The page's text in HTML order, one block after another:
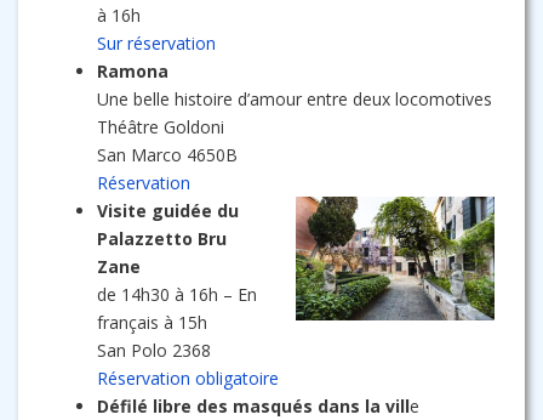
à 16h
Sur réservation
Ramona
Une belle histoire d’amour entre deux locomotives
Théâtre Goldoni
San Marco 4650B
Réservation
Visite guidée du
Palazzetto Bru
Zane
de 14h30 à 16h – En
français à 15h
San Polo 2368
Réservation obligatoire
Défilé libre des masqués dans la ville